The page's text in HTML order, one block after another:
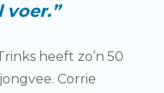
voer.”
heeft zo’n 50
Corrie